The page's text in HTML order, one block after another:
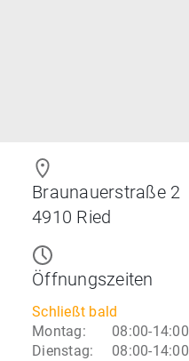
Braunauerstraße 2
4910 Ried
Öffnungszeiten
Schließt bald
Montag:
08:00-14:00
Dienstag:
08:00-14:00